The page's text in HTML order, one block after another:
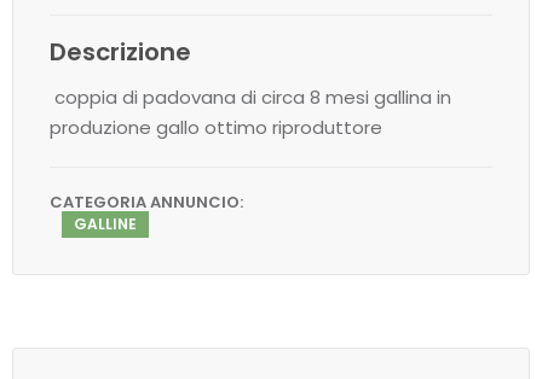
Descrizione
coppia di padovana di circa 8 mesi gallina in
produzione gallo ottimo riproduttore
CATEGORIA ANNUNCIO:
GALLINE